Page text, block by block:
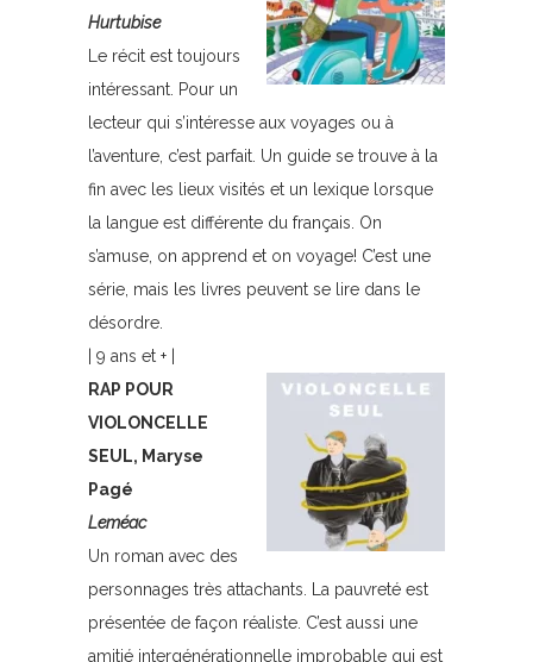
Hurtubise
Le récit est toujours
intéressant. Pour un
lecteur qui s’intéresse aux voyages ou à
l’aventure, c’est parfait. Un guide se trouve à la
fin avec les lieux visités et un lexique lorsque
la langue est différente du français. On
s’amuse, on apprend et on voyage! C’est une
série, mais les livres peuvent se lire dans le
désordre.
| 9 ans et + |
RAP POUR
VIOLONCELLE
SEUL, Maryse
Pagé
Leméac
Un roman avec des
personnages très attachants. La pauvreté est
présentée de façon réaliste. C’est aussi une
amitié intergénérationnelle improbable qui est